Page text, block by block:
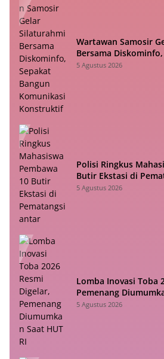
Wartawan Samosir
Bersama
Komunikasi
5 Agustus 2026
Polisi Ringkus
Butir Ekstasi di
5 Agustus 2026
Lomba Inovasi Toba
Pemenang
5 Agustus 2026